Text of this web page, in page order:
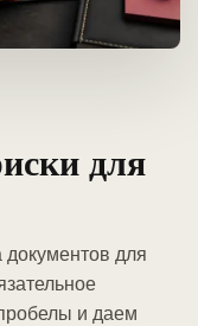
для
документов для
и даем